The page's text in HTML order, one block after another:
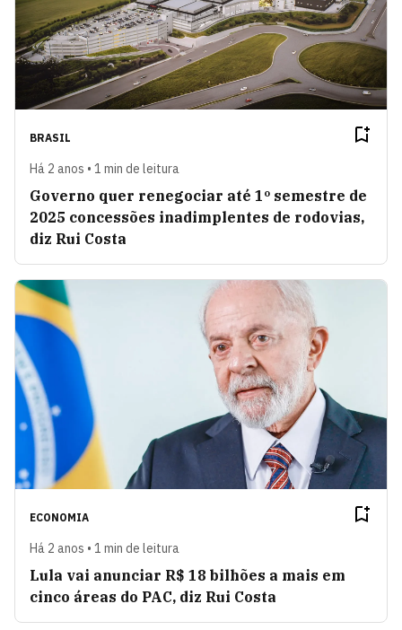
BRASIL
Há 2 anos • 1 min de leitura
Governo quer renegociar até 1º semestre de
2025 concessões inadimplentes de rodovias,
diz Rui Costa
ECONOMIA
Há 2 anos • 1 min de leitura
Lula vai anunciar R$ 18 bilhões a mais em
cinco áreas do PAC, diz Rui Costa